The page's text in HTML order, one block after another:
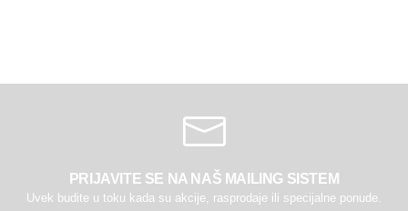
PRIJAVITE SE NA NAŠ MAILING SISTEM
Uvek budite u toku kada su akcije, rasprodaje ili specijalne ponude.